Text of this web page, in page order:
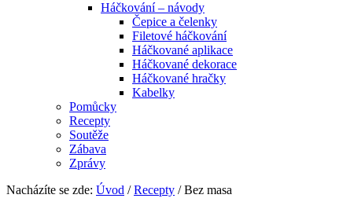
Háčkování – návody
Čepice a čelenky
Filetové háčkování
Háčkované aplikace
Háčkované dekorace
Háčkované hračky
Kabelky
Pomůcky
Recepty
Soutěže
Zábava
Zprávy
Nacházíte se zde: Úvod /Recepty / Bez masa